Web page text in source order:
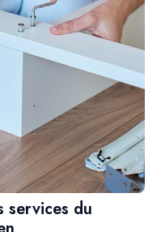
services du